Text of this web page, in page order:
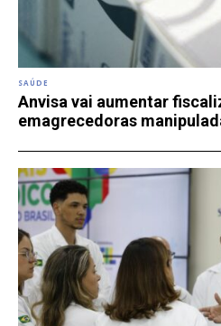
SAÚDE
Anvisa vai aumentar
emagrecedoras